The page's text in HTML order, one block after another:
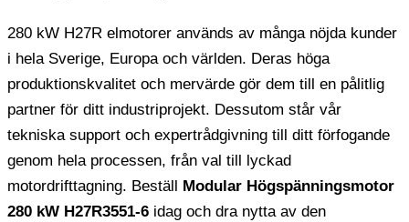
280 kW H27R elmotorer används av många nöjda kunder
i hela Sverige, Europa och världen. Deras höga
produktionskvalitet och mervärde gör dem till en pålitlig
partner för ditt industriprojekt. Dessutom står vår
tekniska support och expertrådgivning till ditt förfogande
genom hela processen, från val till lyckad
motordrifttagning. Beställ Modular Högspänningsmotor
280 kW H27R3551-6 idag och dra nytta av den